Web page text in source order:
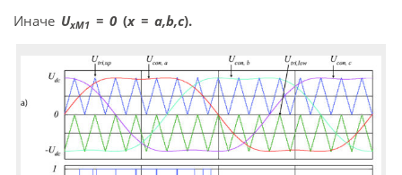
Иначе UxM1 = 0 (x = a,b,c).